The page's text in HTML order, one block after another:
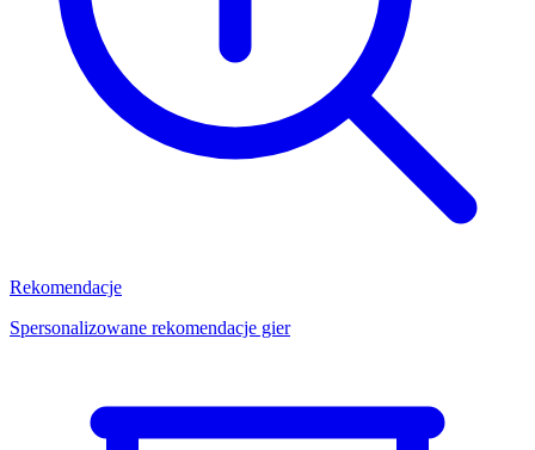
Rekomendacje
Spersonalizowane rekomendacje gier